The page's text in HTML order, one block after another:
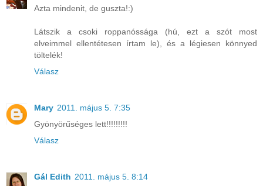
Azta mindenit, de guszta!:)
Látszik a csoki roppanóssága (hú, ezt a szót most
elveimmel ellentétesen írtam le), és a légiesen könnyed
töltelék!
Válasz
Mary 2011. május 5. 7:35
Gyönyörűséges lett!!!!!!!!!
Válasz
Gál Edith 2011. május 5. 8:14